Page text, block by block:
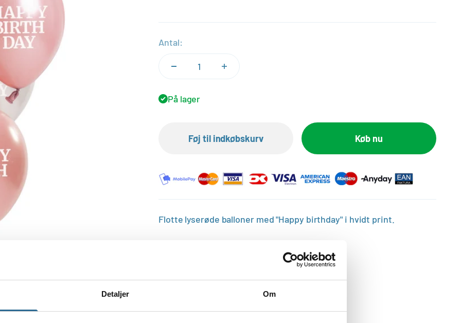
Detaljer Om
Antal:
På lager
Føj til indkøbskurv Køb nu
Flotte lyserøde balloner med "Happy birthday" i hvidt print.